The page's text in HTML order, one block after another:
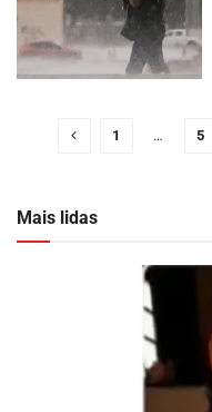
1 … 5
Mais lidas